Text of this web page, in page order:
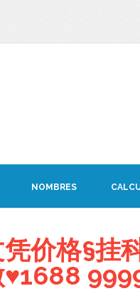
NOMBRES
价格§挂